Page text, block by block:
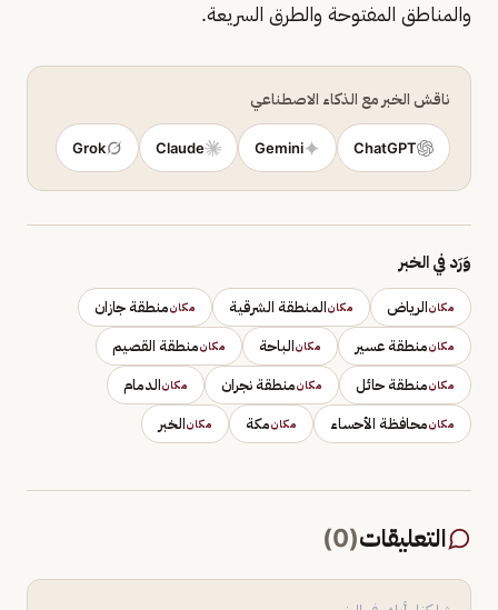
والمناطق المفتوحة والطرق السريعة.
ناقش الخبر مع الذكاء الاصطناعي
ChatGPT
Gemini
Claude
Grok
وَرَد في الخبر
مكانالرياض مكانالمنطقة الشرقية مكانمنطقة جازان
مكانمنطقة عسير مكانالباحة مكانمنطقة القصيم
مكانمنطقة حائل مكانمنطقة نجران مكانالدمام
مكانمحافظة الأحساء مكانمكة مكانالخبر
التعليقات(
0
)